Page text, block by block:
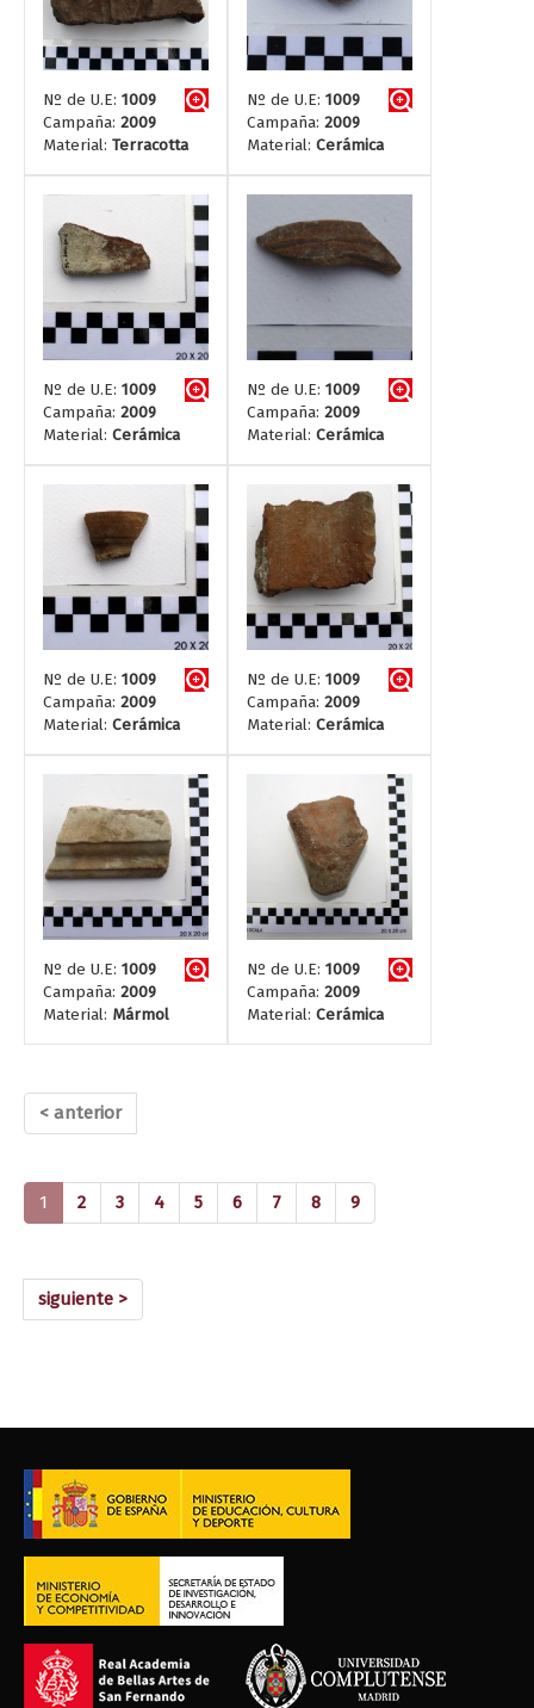
Nº de U.E: 1009
Campaña: 2009
Material: Terracotta
Nº de U.E: 1009
Campaña: 2009
Material: Cerámica
Nº de U.E: 1009
Campaña: 2009
Material: Cerámica
Nº de U.E: 1009
Campaña: 2009
Material: Cerámica
Nº de U.E: 1009
Campaña: 2009
Material: Cerámica
Nº de U.E: 1009
Campaña: 2009
Material: Cerámica
Nº de U.E: 1009
Campaña: 2009
Material: Mármol
Nº de U.E: 1009
Campaña: 2009
Material: Cerámica
< anterior
1 (current)
2 3 4 5 6 7 8 9
siguiente >